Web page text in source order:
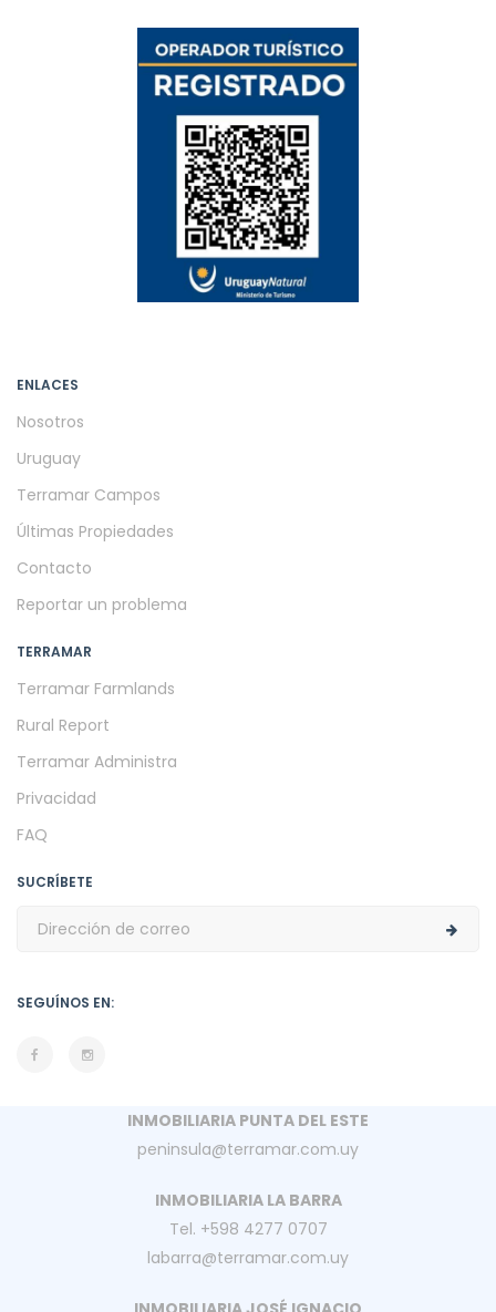
ENLACES
Nosotros
Uruguay
Terramar Campos
Últimas Propiedades
Contacto
Reportar un problema
TERRAMAR
Terramar Farmlands
Rural Report
Terramar Administra
Privacidad
FAQ
SUCRÍBETE
SEGUÍNOS EN:
INMOBILIARIA PUNTA DEL ESTE
peninsula@terramar.com.uy
INMOBILIARIA LA BARRA
Tel. +598 4277 0707
labarra@terramar.com.uy